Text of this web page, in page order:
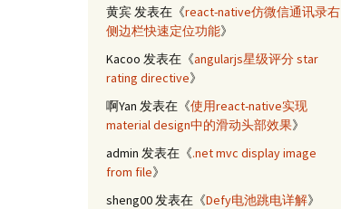
黄宾发表在《react-native仿微信通讯录右
侧边栏快速定位功能》
Kacoo 发表在《angularjs星级评分 star
rating directive》
啊Yan 发表在《使用react-native实现
material design中的滑动头部效果》
admin 发表在《.net mvc display image
from file》
sheng00发表在《Defy电池跳电详解》